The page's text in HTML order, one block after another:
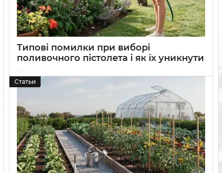
Типові помилки при виборі
поливочного пістолета і як їх уникнути
Яких помилок найчастіше припускаються при виборі
поливочного пістолета для саду, городу та дачі. Практичні
поради щодо вибору зручної та довговічної моделі
Статьи